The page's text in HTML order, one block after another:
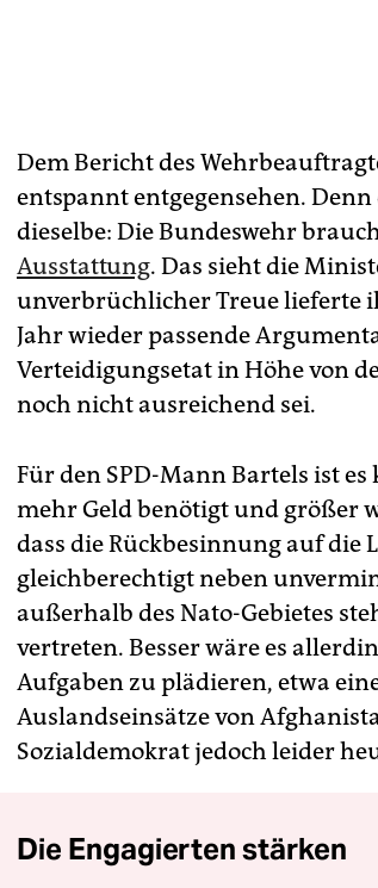
Dem Bericht des
entspannt entgegensehen.
dieselbe: Die Bundeswehr
Ausstattung. Das sieht die
unverbrüchlicher Treue lieferte
Jahr wieder passende
Verteidigungsetat in Höhe von
noch nicht ausreichend sei.
Für den SPD-Mann Bartels ist
mehr Geld benötigt und größer
dass die Rückbesinnung auf
gleichberechtigt neben
außerhalb des Nato-Gebietes
vertreten. Besser wäre es
Aufgaben zu plädieren, etwa
Auslandseinsätze von
Sozial­demokrat jedoch leider
Die Engagierten stärken